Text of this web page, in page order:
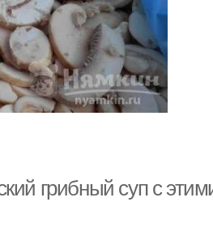
грибный суп с